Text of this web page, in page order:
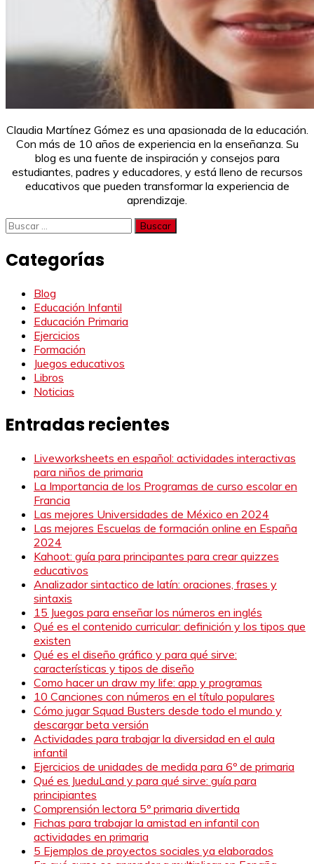
Claudia Martínez Gómez es una apasionada de la educación.
Con más de 10 años de experiencia en la enseñanza. Su
blog es una fuente de inspiración y consejos para
estudiantes, padres y educadores, y está lleno de recursos
educativos que pueden transformar la experiencia de
aprendizaje.
Buscar:
Categorías
Blog
Educación Infantil
Educación Primaria
Ejercicios
Formación
Juegos educativos
Libros
Noticias
Entradas recientes
Liveworksheets en español: actividades interactivas
para niños de primaria
La Importancia de los Programas de curso escolar en
Francia
Las mejores Universidades de México en 2024
Las mejores Escuelas de formación online en España
2024
Kahoot: guía para principantes para crear quizzes
educativos
Analizador sintactico de latín: oraciones, frases y
sintaxis
15 Juegos para enseñar los números en inglés
Qué es el contenido curricular: definición y los tipos que
existen
Qué es el diseño gráfico y para qué sirve:
características y tipos de diseño
Como hacer un draw my life: app y programas
10 Canciones con números en el título populares
Cómo jugar Squad Busters desde todo el mundo y
descargar beta versión
Actividades para trabajar la diversidad en el aula
infantil
Ejercicios de unidades de medida para 6º de primaria
Qué es JueduLand y para qué sirve: guía para
principiantes
Comprensión lectora 5º primaria divertida
Fichas para trabajar la amistad en infantil con
actividades en primaria
5 Ejemplos de proyectos sociales ya elaborados